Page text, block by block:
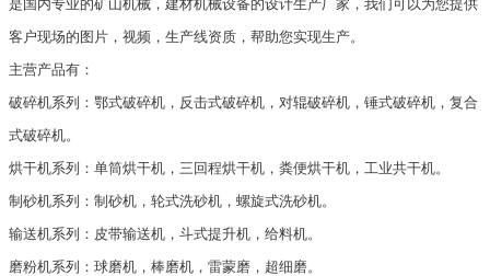
是国内专业的矿山机械，建材机械设备的设计生产厂家，我们可以为您提供
客户现场的图片，视频，生产线资质，帮助您实现生产。
主营产品有：
破碎机系列：鄂式破碎机，反击式破碎机，对辊破碎机，锤式破碎机，复合
式破碎机。
烘干机系列：单筒烘干机，三回程烘干机，粪便烘干机，工业共干机。
制砂机系列：制砂机，轮式洗砂机，螺旋式洗砂机。
输送机系列：皮带输送机，斗式提升机，给料机。
磨粉机系列：球磨机，棒磨机，雷蒙磨，超细磨。